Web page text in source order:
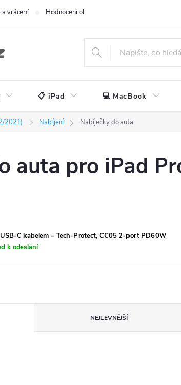
vrácení Hodnocení obchodu
📋 iPad 💻 MacBook
2021) Nabíjení Nabíječky do auta
auta pro iPad
C kabelem - Tech-Protect, CC05 2-port PD60W
k odeslání
NEJLEVNĚJŠÍ